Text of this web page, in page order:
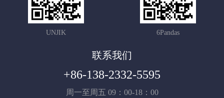
UNJIK 6Pandas
联系我们
+86-138-2332-5595
周一至周五 09：00-18：00